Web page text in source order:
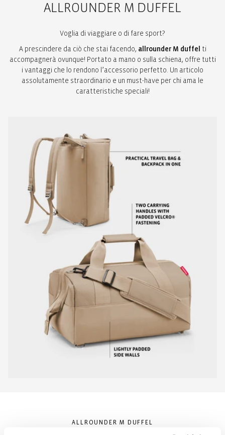
ALLROUNDER M DUFFEL
Voglia di viaggiare o di fare sport?
A prescindere da ciò che stai facendo, allrounder M duffel ti
accompagnerà ovunque! Portato a mano o sulla schiena, offre tutti
i vantaggi che lo rendono l’accessorio perfetto. Un articolo
assolutamente straordinario e un must-have per chi ama le
caratteristiche speciali!
ALLROUNDER M DUFFEL